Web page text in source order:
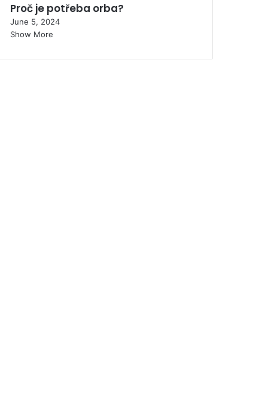
Proč je potřeba orba?
June 5, 2024
Show More